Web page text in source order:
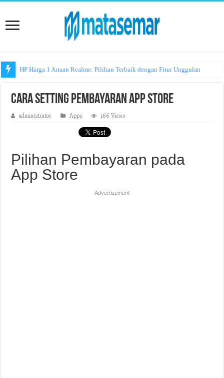
HP Harga 1 Jutaan Realme: Pilihan Terbaik dengan Fitur Unggulan
Cara Setting Pembayaran App Store
administrator Apps 166 Views
Pilihan Pembayaran pada
App Store
Advertisement